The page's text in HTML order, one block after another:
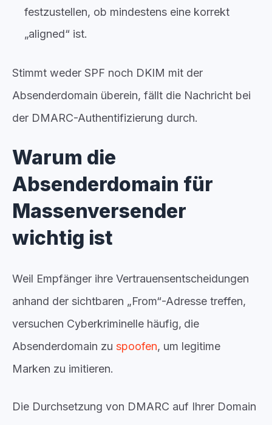
festzustellen, ob mindestens eine korrekt
„aligned“ ist.
Stimmt weder SPF noch DKIM mit der
Absenderdomain überein, fällt die Nachricht bei
der DMARC-Authentifizierung durch.
Warum die
Absenderdomain für
Massenversender
wichtig ist
Weil Empfänger ihre Vertrauensentscheidungen
anhand der sichtbaren „From“-Adresse treffen,
versuchen Cyberkriminelle häufig, die
Absenderdomain zu spoofen, um legitime
Marken zu imitieren.
Die Durchsetzung von DMARC auf Ihrer Domain